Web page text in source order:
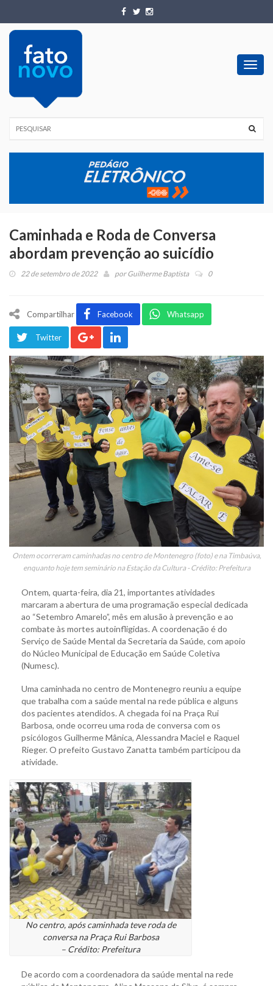
Caminhada e Roda de Conversa
abordam prevenção ao suicídio
22 de setembro de 2022 porGuilherme Baptista 0
Compartilhar Facebook Whatsapp
Twitter
Ontem ocorreram caminhadas no centro de Montenegro (foto) e na Timbaúva,
enquanto hoje tem seminário na Estação da Cultura - Crédito: Prefeitura
Ontem, quarta-feira, dia 21, importantes atividades
marcaram a abertura de uma programação especial dedicada
ao “Setembro Amarelo”, mês em alusão à prevenção e ao
combate às mortes autoinfligidas. A coordenação é do
Serviço de Saúde Mental da Secretaria da Saúde, com apoio
do Núcleo Municipal de Educação em Saúde Coletiva
(Numesc).
Uma caminhada no centro de Montenegro reuniu a equipe
que trabalha com a saúde mental na rede pública e alguns
dos pacientes atendidos. A chegada foi na Praça Rui
Barbosa, onde ocorreu uma roda de conversa com os
psicólogos Guilherme Mânica, Alessandra Maciel e Raquel
Rieger. O prefeito Gustavo Zanatta também participou da
atividade.
No centro, após caminhada teve roda de
conversa na Praça Rui Barbosa
– Crédito: Prefeitura
De acordo com a coordenadora da saúde mental na rede